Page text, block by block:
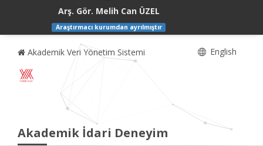
Arş. Gör. Melih Can ÜZEL
Araştırmacı kurumdan ayrılmıştır
Akademik Veri Yönetim Sistemi English
Akademik İdari Deneyim